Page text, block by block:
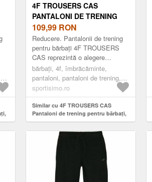
4F TROUSERS CAS
PANTALONI DE TRENING
PENTRU BĂRBAȚI, NEGRU,
MĂRIME
109,99 RON
Reducere. Pantalonii de trening
pentru bărbați 4F TROUSERS
CAS reprezintă o alegere
modernă pentru activități zilnice
și activități recreative. Datorită
tali...
bărbați, 4f, îmbrăcăminte,
pantaloni, pantaloni de trening,
fashion, negru
sportisimo.ro
Similar cu 4F TROUSERS CAS
Pantaloni de trening pentru bărbați,
negru, mărime